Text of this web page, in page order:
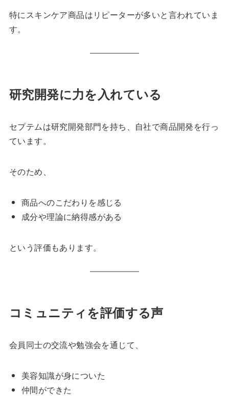
特にスキンケア商品はリピーターが多いと言われていま
す。
研究開発に力を入れている
セプテムは研究開発部門を持ち、自社で商品開発を行っ
ています。
そのため、
商品へのこだわりを感じる
成分や理論に納得感がある
という評価もあります。
コミュニティを評価する声
会員同士の交流や勉強会を通じて、
美容知識が身についた
仲間ができた